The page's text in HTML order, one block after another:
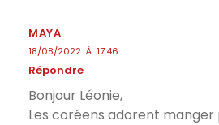
MAYA
18/08/2022 À 17:46
Répondre
Bonjour Léonie,
Les coréens adorent manger